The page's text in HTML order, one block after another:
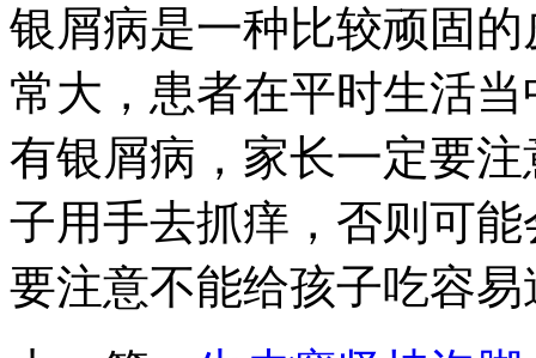
银屑病是一种比较顽固
常大，患者在平时生活
有银屑病，家长一定要
子用手去抓痒，否则可
要注意不能给孩子吃容